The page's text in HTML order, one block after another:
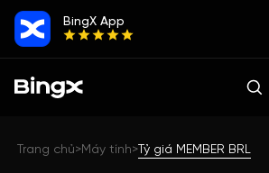
BingX App
Trang chủ>Máy tính>Tỷ giá MEMBER BRL